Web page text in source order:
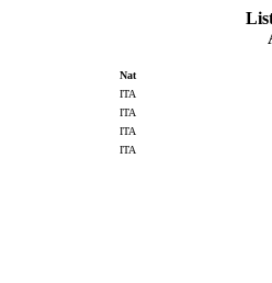
Nat
ITA
ITA
ITA
ITA